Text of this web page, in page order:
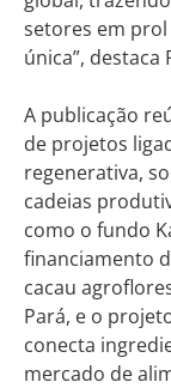
setores em
única”, destaca
A publicação
de projetos
regenerativa,
cadeias
como o fundo
financiamento
cacau
Pará, e o
conecta
mercado de